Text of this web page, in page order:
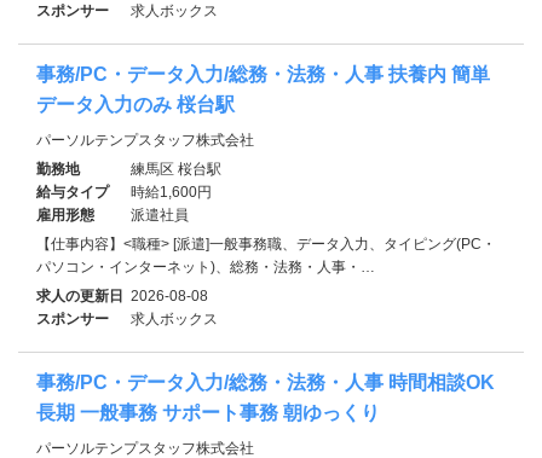
スポンサー
求人ボックス
事務/PC・データ入力/総務・法務・人事 扶養内 簡単
データ入力のみ 桜台駅
パーソルテンプスタッフ株式会社
勤務地
練馬区 桜台駅
給与タイプ
時給1,600円
雇用形態
派遣社員
【仕事内容】<職種> [派遣]一般事務職、データ入力、タイピング(PC・
パソコン・インターネット)、総務・法務・人事・…
求人の更新日 2026-08-08
スポンサー
求人ボックス
事務/PC・データ入力/総務・法務・人事 時間相談OK
長期 一般事務 サポート事務 朝ゆっくり
パーソルテンプスタッフ株式会社